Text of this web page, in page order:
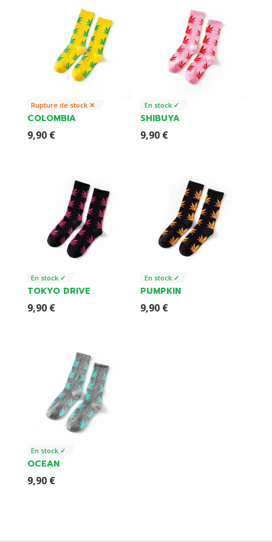
Rupture de stock ✕
COLOMBIA
9,90 €
En stock ✓
SHIBUYA
9,90 €
En stock ✓
TOKYO DRIVE
9,90 €
En stock ✓
PUMPKIN
9,90 €
En stock ✓
OCEAN
9,90 €